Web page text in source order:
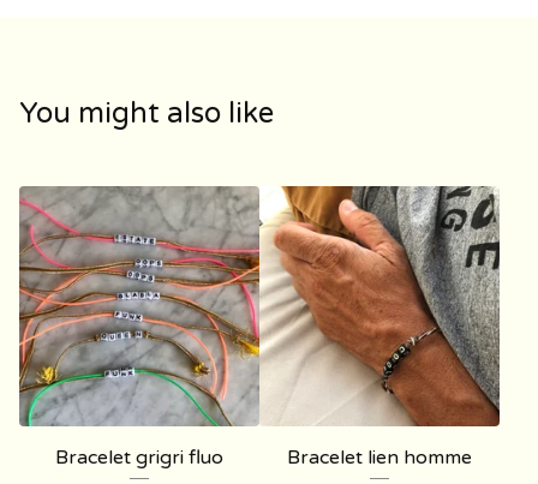
You might also like
Bracelet grigri fluo
Bracelet lien homme